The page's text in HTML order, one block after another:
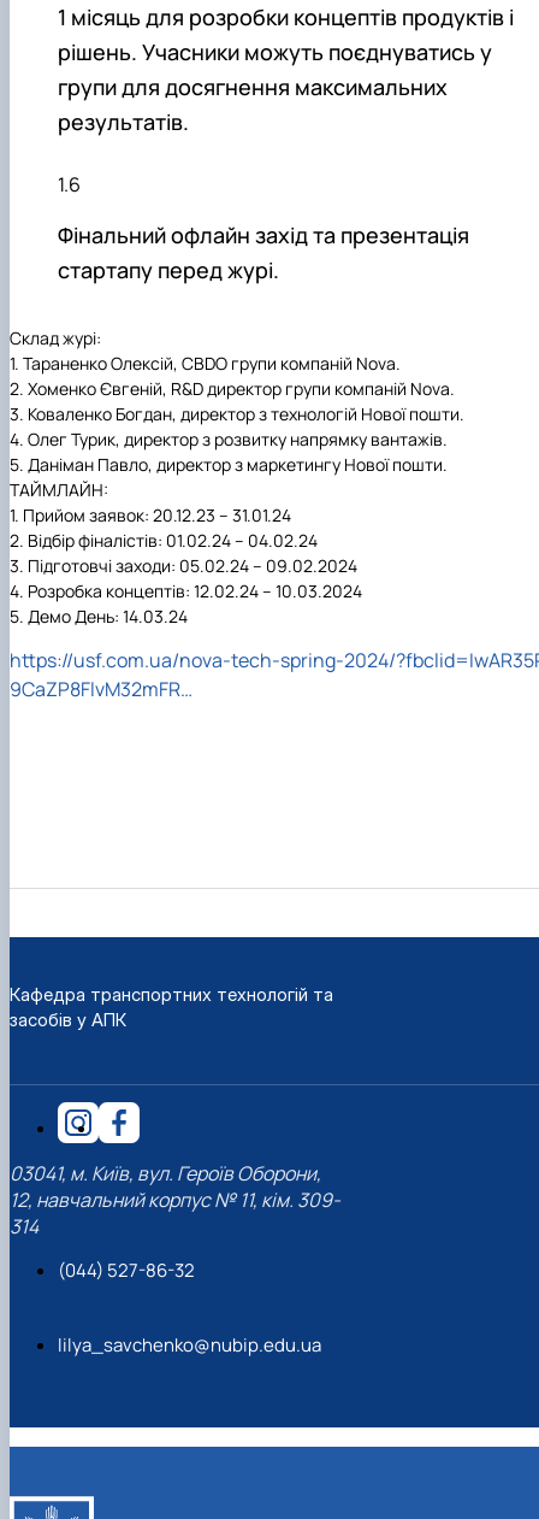
1 місяць для розробки концептів продуктів і
рішень. Учасники можуть поєднуватись у
групи для досягнення максимальних
результатів.
Фінальний офлайн захід та презентація
стартапу перед журі.
Склад журі:
1. Тараненко Олексій, CBDO групи компаній Nova.
2. Хоменко Євгеній, R&D директор групи компаній Nova.
3. Коваленко Богдан, директор з технологій Нової пошти.
4. Олег Турик, директор з розвитку напрямку вантажів.
5. Даніман Павло, директор з маркетингу Нової пошти.
ТАЙМЛАЙН:
1. Прийом заявок: 20.12.23 – 31.01.24
2. Відбір фіналістів: 01.02.24 – 04.02.24
3. Підготовчі заходи: 05.02.24 – 09.02.2024
4. Розробка концептів: 12.02.24 – 10.03.2024
5. Демо День: 14.03.24
https://usf.com.ua/nova-tech-spring-2024/
9CaZP8FlvM32mFR…
Кафедра транспортних технологій та
засобів у АПК
03041, м. Київ, вул. Героїв Оборони,
12, навчальний корпус № 11, кім. 309-
314
(044) 527-86-32
lilya_savchenko@nubip.edu.ua